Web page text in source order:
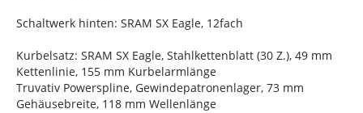
Schaltwerk hinten: SRAM SX Eagle, 12fach
Kurbelsatz: SRAM SX Eagle, Stahlkettenblatt (30 Z.), 49 mm
Kettenlinie, 155 mm Kurbelarmlänge
Truvativ Powerspline, Gewindepatronenlager, 73 mm
Gehäusebreite, 118 mm Wellenlänge